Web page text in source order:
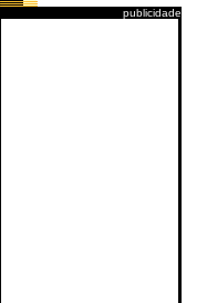
publicidade